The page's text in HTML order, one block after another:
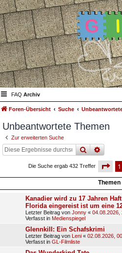
FAQ Archiv
Foren-Übersicht Suche
Unbeantwortete Themen
Zur erweiterten Suche
suche
Die Suche ergab 432 Treffer 1
Themen
Kanadier wird zu 17 Jahren
Florida eingereist ist um eine
Letzter Beitrag von Jonny « 04.08.2026,
Verfasst in Medienspiegel
Glennkill: Ein Schafskrimi
Letzter Beitrag von Leni « 02.08.2026,
Verfasst in GL-Filmliste